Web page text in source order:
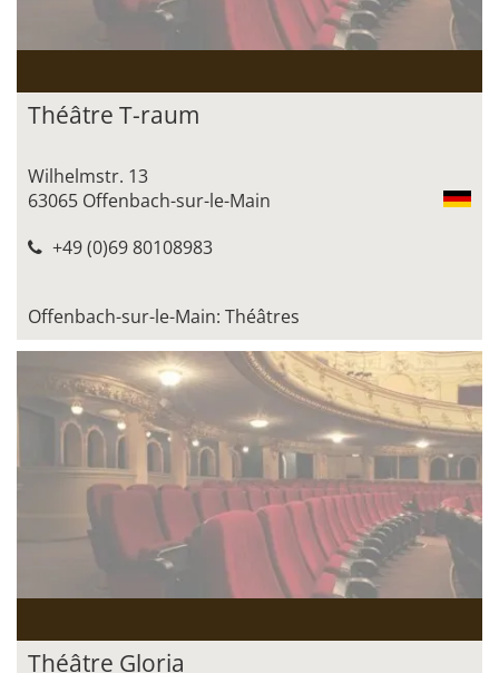
Théâtre T-raum
Wilhelmstr. 13
63065 Offenbach-sur-le-Main
+49 (0)69 80108983
Offenbach-sur-le-Main: Théâtres
Théâtre Gloria